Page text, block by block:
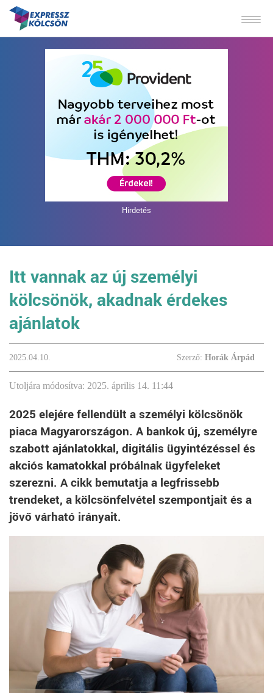
Hirdetés
Itt vannak az új személyi
kölcsönök, akadnak érdekes
ajánlatok
2025.04.10. Szerző: Horák Árpád
Utoljára módosítva: 2025. április 14. 11:44
2025 elejére fellendült a személyi kölcsönök
piaca Magyarországon. A bankok új, személyre
szabott ajánlatokkal, digitális ügyintézéssel és
akciós kamatokkal próbálnak ügyfeleket
szerezni. A cikk bemutatja a legfrissebb
trendeket, a kölcsönfelvétel szempontjait és a
jövő várható irányait.